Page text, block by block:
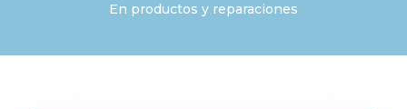
En productos y reparaciones